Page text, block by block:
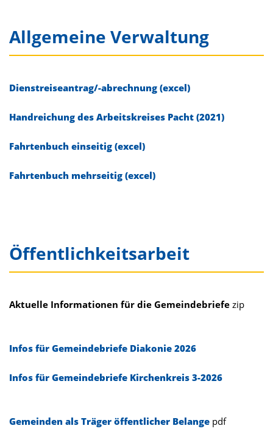
Allgemeine Verwaltung
Dienstreiseantrag/-abrechnung (excel)
Handreichung des Arbeitskreises Pacht (2021)
Fahrtenbuch einseitig (excel)
Fahrtenbuch mehrseitig (excel)
Öffentlichkeitsarbeit
Aktuelle Informationen für die Gemeindebriefe zip
Infos für Gemeindebriefe Diakonie 2026
Infos für Gemeindebriefe Kirchenkreis 3-2026
Gemeinden als Träger öffentlicher Belange pdf